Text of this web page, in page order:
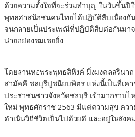
ด้วยความตั้งใจที่จะร่วมทำบุญ ในวันขึ้นปี
พุทธศาสนิกชนคนไทยได้ปฏิบัติสืบเนื่องกัน
จนกลายเป็นประเพณีที่ปฏิบัติสืบต่อกันมา
น่ายกย่องชมเชยยิ่ง
โดยลานหอพระพุทธสิหิงค์ มิ่งมงคลสรินา
สามัคคี ชลบุรีปูชนียบพิตร แห่งนี้เป็นที่เคา
ประชาชนชาวจังหวัดชลบุรี เข้ามากราบไ
ใหม่ พุทธศักราช 2563 มีแต่ความสุข คว
ดำเนินวิถีชีวิตเป็นไปด้วยดี และอยู่ในสังค